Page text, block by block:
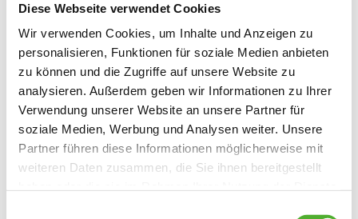
Diese Webseite verwendet Cookies
Wir verwenden Cookies, um Inhalte und Anzeigen zu
personalisieren, Funktionen für soziale Medien anbieten
zu können und die Zugriffe auf unsere Website zu
analysieren. Außerdem geben wir Informationen zu Ihrer
Verwendung unserer Website an unsere Partner für
soziale Medien, Werbung und Analysen weiter. Unsere
Partner führen diese Informationen möglicherweise mit
weiteren Daten zusammen, die Sie ihnen bereitgestellt
Beschäftigungsart
Standort
Bereich